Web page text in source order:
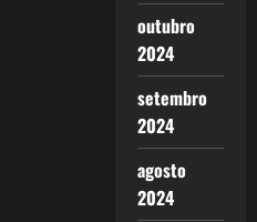
outubro
2024
setembro
2024
agosto
2024